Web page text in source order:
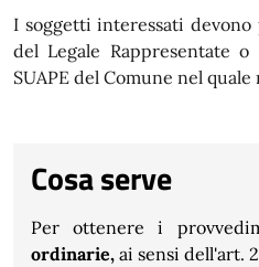
I soggetti interessati
del Legale Rappresentate
SUAPE del Comune nel
Cosa serve
Per ottenere i
ordinarie, ai sensi dell'art.